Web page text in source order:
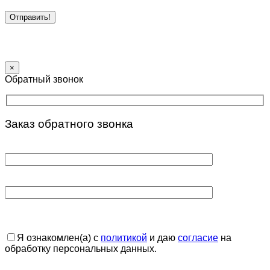
×
Обратный звонок
Заказ обратного звонка
Я ознакомлен(а) с политикой и даю согласие на
обработку персональных данных.